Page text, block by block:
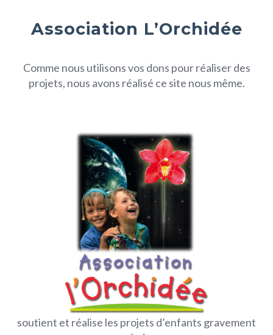
Association L’Orchidée
Comme nous utilisons vos dons pour réaliser des
projets, nous avons réalisé ce site nous même.
soutient et réalise les projets d’enfants gravement